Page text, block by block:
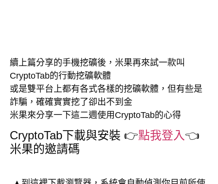
續上篇分享的手機挖礦後，米果再來試一款叫
CryptoTab的行動挖礦軟體
或是雙平台上都有各式各樣的挖礦軟體，但有些是
詐騙，確確實實挖了卻出不到金
米果來分享一下這二週使用CryptoTab的心得
CryptoTab下載與安裝 👉點我登入👈
米果的邀請碼